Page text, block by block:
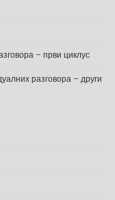
– први циклус
разговора – други